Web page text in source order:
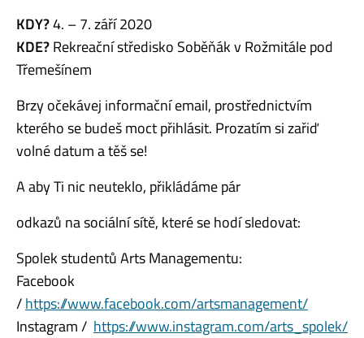
KDY?4. – 7. září 2020
KDE?Rekreační středisko Soběňák v Rožmitále pod
Třemešínem
Brzy očekávej informační email, prostřednictvím
kterého se budeš moct přihlásit. Prozatím si zařiď
volné datum a těš se!
A aby Ti nic neuteklo, přikládáme pár
odkazů na sociální sítě, které se hodí sledovat:
Spolek studentů Arts Managementu:
Facebook
/https://www.facebook.com/artsmanagement/
Instagram / https://www.instagram.com/arts_spolek/